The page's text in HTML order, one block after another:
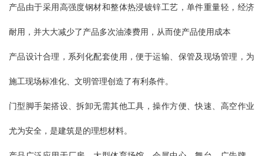
产品由于采用高强度钢材和整体热浸镀锌工艺，单件重量轻，经济
耐用，并大大减少了产品多次油漆费用，从而使产品使用成本
产品设计合理，系列化配套使用，便于运输、保管及现场管理，为
施工现场标准化、文明管理创造了有利条件。
门型脚手架搭设、拆卸无需其他工具，操作方便、快速、高空作业
尤为安全，是建筑是的理想材料。